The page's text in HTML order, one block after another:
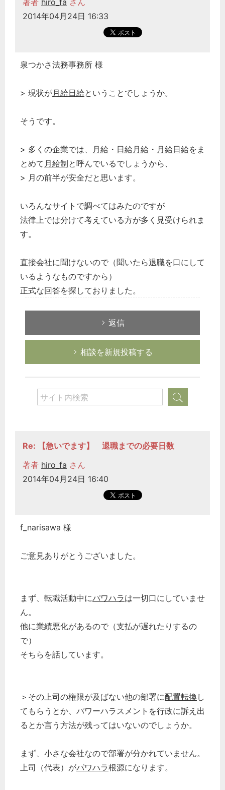
著者 hiro_fa さん
2014年04月24日 16:33
泉つかさ法務事務所 様
> 現状が月給日給ということでしょうか。
そうです。
> 多くの企業では、 月給 ・ 日給月給 ・ 月給日給をま
とめて 月給制と呼んでいるでしょうから、
> 月の前半が安全だと思います。
いろんなサイトで調べてはみたのですが
法律上では分けて考えている方が多く見受けられま
す。
直接会社に聞けないので（聞いたら退職を口にして
いるようなものですから）
正式な回答を探しておりました。
返信
相談を新規投稿する
Re: 【急いでます】 退職までの必要日数
著者 hiro_fa さん
2014年04月24日 16:40
f_narisawa 様
ご意見ありがとうございました。
まず、転職活動中にパワハラは一切口にしていませ
ん。
他に業績悪化があるので（支払が遅れたりするの
で）
そちらを話しています。
＞その上司の権限が及ばない他の部署に配置転換 し
てもらうとか、パワーハラスメントを行政に訴え出
るとか言う方法が残ってはいないのでしょうか。
まず、小さな会社なので部署が分かれていません。
上司（代表）がパワハラ根源になります。
どのカテゴリーに投稿しますか？
税務経理
企業法務
経営の知恵
秘書のノウハウ
次へ